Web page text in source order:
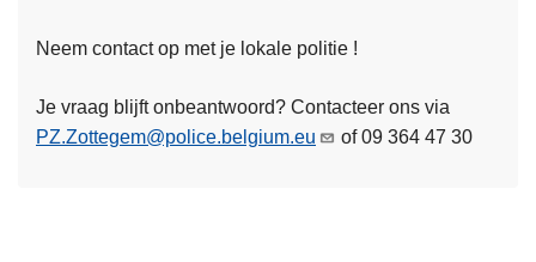
Neem contact op met je lokale politie !
Je vraag blijft onbeantwoord? Contacteer ons via
PZ.Zottegem@police.belgium.eu
of 09 364 47 30